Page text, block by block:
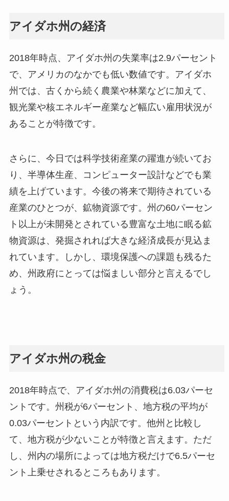
アイダホ州の経済
2018年時点、アイダホ州の失業率は2.9パーセント
で、アメリカのなかでも低い数値です。アイダホ
州では、古くから続く農業や林業などに加えて、
観光業や核エネルギー産業など幅広い雇用状況が
あることが特徴です。
さらに、今日では科学技術産業の躍進が続いてお
り、半導体生産、コンピューター設計などでも業
績を上げています。今後の将来で期待されている
産業のひとつが、鉱物資源です。州の60パーセン
ト以上が未開発とされている豊富な土地に眠る鉱
物資源は、発掘されれば大きな経済成長が見込ま
れています。しかし、環境保護への課題も残るた
め、州政府にとっては悩ましい部分と言えるでし
ょう。
アイダホ州の税金
2018年時点で、アイダホ州の消費税は6.03パーセ
ントです。州税が6パーセント、地方税の平均が
0.03パーセントという内訳です。他州と比較し
て、地方税が少ないことが特徴と言えます。ただ
し、州内の場所によっては地方税だけで6.5パーセ
ント上乗せされるところもあります。